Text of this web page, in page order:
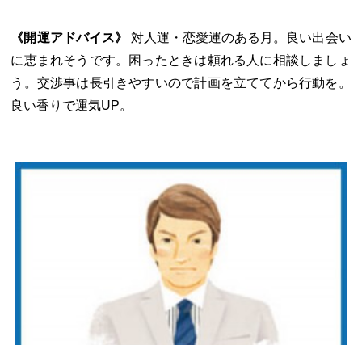
《開運アドバイス》
対人運・恋愛運のある月。良い出会い
に恵まれそうです。困ったときは頼れる人に相談しましょ
う。交渉事は長引きやすいので計画を立ててから行動を。
良い香りで運気UP。